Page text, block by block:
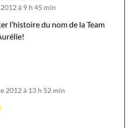
à 9 h 45 min
l’histoire du nom de la Team
2012 à 13 h 52 min